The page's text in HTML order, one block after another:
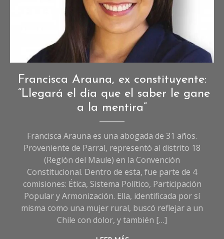
Entrevistas,
Entrevistas
Sociedad
Francisca Arauna, ex constituyente:
“Llegará el día que el saber le gane
a la mentira”
Francisca Arauna es una abogada de 31 años.
Proveniente de Parral, representó al distrito 18
(Región del Maule) en la Convención
Constitucional. Dentro de esta, fue parte de 4
comisiones: Ética, Sistema Político, Participación
Popular y Armonización. Ella, identificada por sí
misma como una mujer rural, buscó reflejar a un
Chile con dolor, y también […]